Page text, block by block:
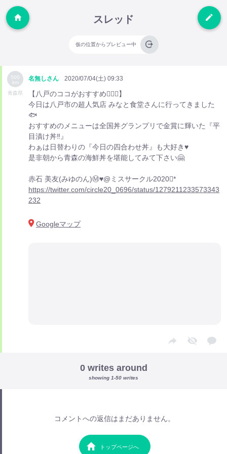
スレッド
仮の位置からプレビュー中
500
km
青森県
名無しさん 2020/07/04(土) 09:33
【八戸のココがおすすめ💁🏻‍♀️】
今日は八戸市の超人気店 みなと食堂さんに行ってきました
🐟
おすすめのメニューは全国丼グランプリで金賞に輝いた『平
目漬け丼‼️』
わぁは日替わりの『今日の四合わせ丼』も大好き♥️
是非朝から青森の海鮮丼を堪能してみて下さい🤗
赤石 美友(みゆのん)Ⓜ️♥️@ミスサークル2020*
https://twitter.com/circle20_0696/status/1279211233573343
232
Googleマップ
0 writes around
showing 1-50 writes
コメントへの返信はまだありません。
トップページへ